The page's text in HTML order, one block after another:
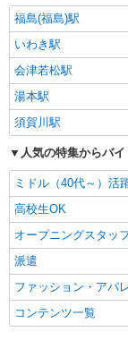
福島(福島)駅
いわき駅
会津若松駅
湯本駅
須賀川駅
人気の特集からバ
ミドル（40代～）活
高校生OK
オープニングスタッ
派遣
ファッション・アパ
コンテンツ一覧